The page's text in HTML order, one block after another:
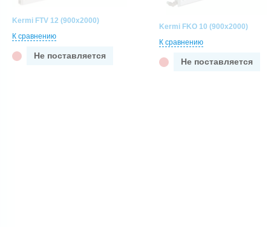
Kermi FTV 12 (900x2000)
К сравнению
Не поставляется
Kermi FKO 10 (900x2000)
К сравнению
Не поставляется